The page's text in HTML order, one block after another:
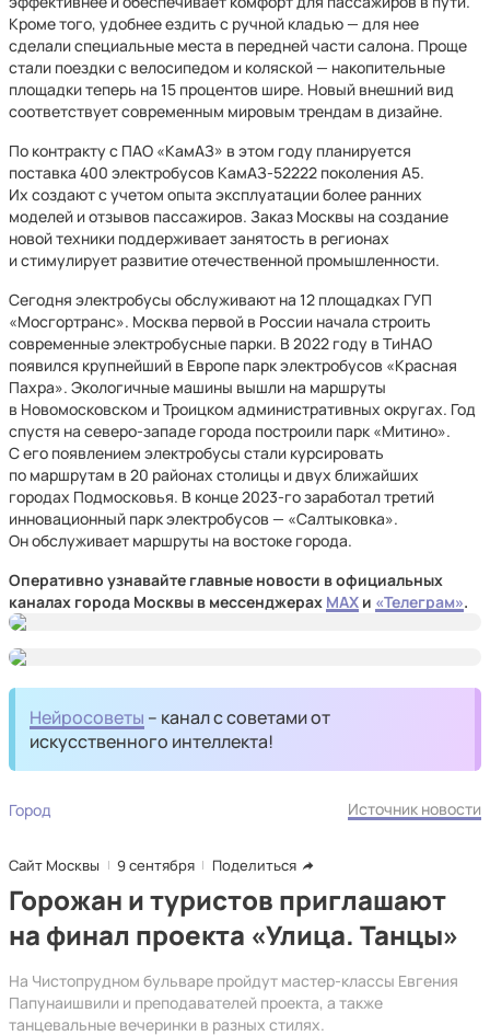
Кроме того, удобнее ездить с ручной кладью — для нее
сделали специальные места в передней части салона. Проще
стали поездки с велосипедом и коляской — накопительные
площадки теперь на 15 процентов шире. Новый внешний вид
соответствует современным мировым трендам в дизайне.
По контракту с ПАО «КамАЗ» в этом году планируется
поставка 400 электробусов КамАЗ-52222 поколения А5.
Их создают с учетом опыта эксплуатации более ранних
моделей и отзывов пассажиров. Заказ Москвы на создание
новой техники поддерживает занятость в регионах
и стимулирует развитие отечественной промышленности.
Сегодня электробусы обслуживают на 12 площадках ГУП
«Мосгортранс». Москва первой в России начала строить
современные электробусные парки. В 2022 году в ТиНАО
появился крупнейший в Европе парк электробусов «Красная
Пахра». Экологичные машины вышли на маршруты
в Новомосковском и Троицком административных округах. Год
спустя на северо-западе города построили парк «Митино».
С его появлением электробусы стали курсировать
по маршрутам в 20 районах столицы и двух ближайших
городах Подмосковья. В конце 2023-го заработал третий
инновационный парк электробусов — «Салтыковка».
Он обслуживает маршруты на востоке города.
Оперативно узнавайте главные новости в официальных
каналах города Москвы в мессенджерах MAX и «Телеграм».
Нейросоветы – канал с советами от
искусственного интеллекта!
Город Источник новости
Сайт Москвы 9 сентября Поделиться
Горожан и туристов приглашают
на финал проекта «Улица. Танцы»
На Чистопрудном бульваре пройдут мастер-классы Евгения
Папунаишвили и преподавателей проекта, а также
танцевальные вечеринки в разных стилях.